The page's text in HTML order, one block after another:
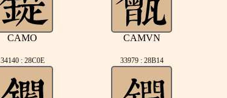
CAMO CAMVN
34140 : 28C0E 33979 : 28B14